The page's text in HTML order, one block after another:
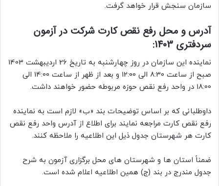
سازمان سنجش قرار خواهد گرفت.
آدرس و محل رفع نقص کارت شرکت در آزمون
سردفتری 1403:
نماینده این سازمان در روز چهارشنبه به تاریخ 26 اردیبهشت 1403
صبح از ساعت 8:30 الی 12:00 و بعد از ظهر از ساعت 14:00 الی
18:00 در واحد رفع نقص حوزه مربوطه حضور خواهند داشت.
داوطلبانی که بر اساس توضیحات بند «ب» لازم است به نماینده
رفع نقص کارت مراجعه نمایند برای اطلاع از آدرس واحد رفع نقص
کارت هر شهرستان جدول ذیل این اطلاعیه را ملاحظه کنند.
ضمناً استان ها و شهرستان های محل برگزاری آزمون به شرح
جدول مندرج در بند (ج) همین اطلاعیه اعلام شده است.